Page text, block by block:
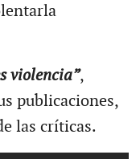
violencia”,
publicaciones,
las críticas.